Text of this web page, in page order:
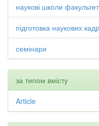
наукові школи
підготовка наукових
семінари
за типом вмісту
Article